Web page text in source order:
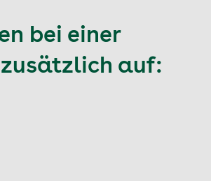
bei einer
auf: